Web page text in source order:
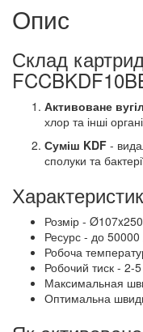
Опис
Склад
Активоване
хлор та інші
Суміш KDF -
сполуки та
Розмір -
Ресурс - до 50000
Робоча
Робочий тиск - 2-
Максимальная
Оптимальна